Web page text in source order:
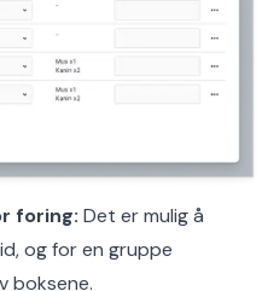
foring: Det er mulig å
og for en gruppe
boksene.